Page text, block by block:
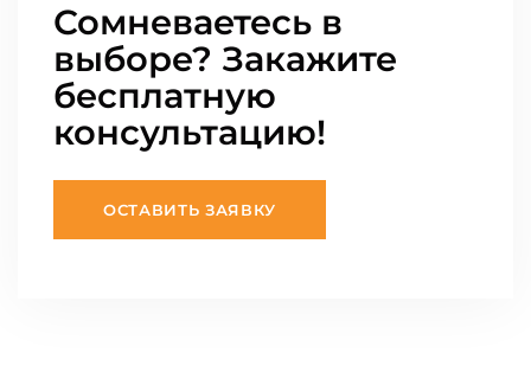
Сомневаетесь в
выборе? Закажите
бесплатную
консультацию!
ОСТАВИТЬ ЗАЯВКУ